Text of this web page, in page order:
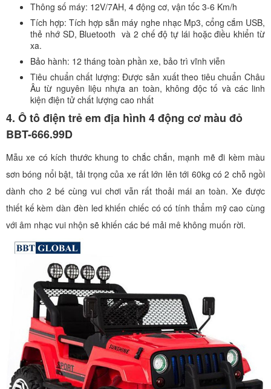
Thông số máy: 12V/7AH, 4 động cơ, vận tốc 3-6 Km/h
Tích hợp: Tích hợp sẵn máy nghe nhạc Mp3, cổng cắm USB,
thẻ nhớ SD, Bluetooth và 2 chế độ tự lái hoặc điều khiển từ
xa.
Bảo hành: 12 tháng toàn phần xe, bảo trì vĩnh viễn
Tiêu chuẩn chất lượng: Được sản xuất theo tiêu chuẩn Châu
Âu từ nguyên liệu nhựa an toàn, không độc tố và các linh
kiện điện tử chất lượng cao nhất
4. Ô tô điện trẻ em địa hình 4 động cơ màu đỏ
BBT-666.99D
Mẫu xe có kích thước khung to chắc chắn, mạnh mẽ đi kèm màu
sơn bóng nổi bật, tải trọng của xe rất lớn lên tới 60kg có 2 chỗ ngồi
dành cho 2 bé cùng vui chơi vẫn rất thoải mái an toàn. Xe được
thiết kế kèm dàn đèn led khiến chiếc có có tính thẩm mỹ cao cùng
với âm nhạc vui nhộn sẽ khiến các bé mải mê không muốn rời.